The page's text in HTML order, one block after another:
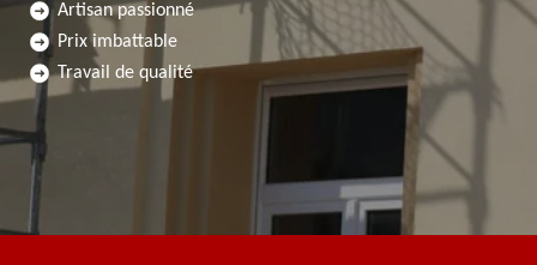
Artisan passionné
Prix imbattable
Travail de qualité